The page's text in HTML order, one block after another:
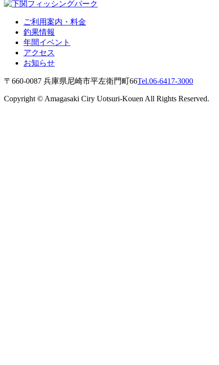
ご利用案内・料金
釣果情報
年間イベント
アクセス
お知らせ
〒660-0087 兵庫県尼崎市平左衛門町66Tel.06-6417-3000
Copyright © Amagasaki Ciry Uotsuri-Kouen All Rights Reserved.